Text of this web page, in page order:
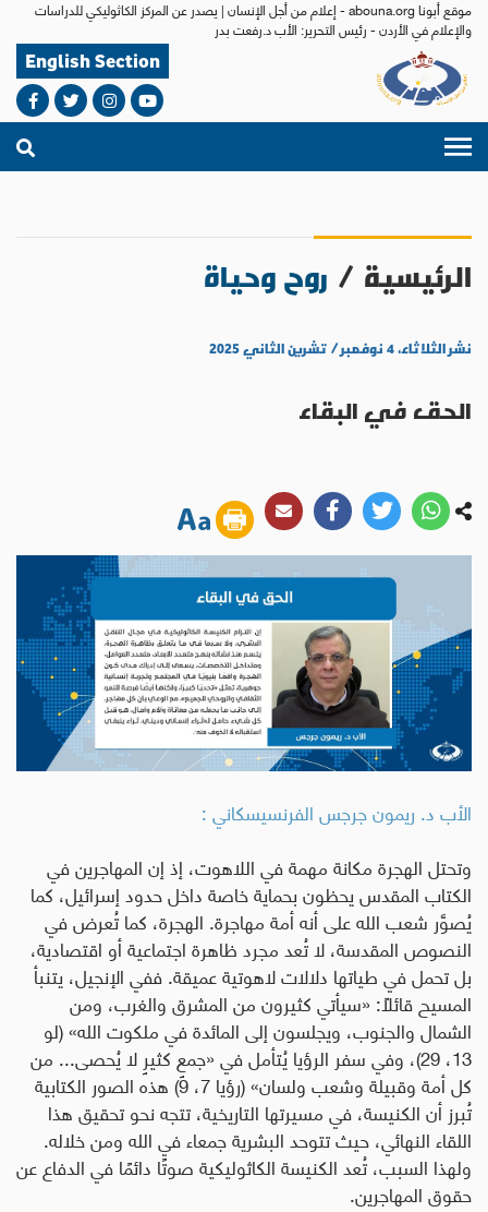
موقع أبونا abouna.org - إعلام من أجل الإنسان | يصدر عن المركز الكاثوليكي للدراسات
والإعلام في الأردن - رئيس التحرير: الأب د.رفعت بدر
English Section
الرئيسية / روح وحياة
نشر الثلاثاء، ٤ نوفمبر / تشرين الثاني ٢٠٢٥
الحق في البقاء
الأب د. ريمون جرجس الفرنسيسكاني :
وتحتل الهجرة مكانة مهمة في اللاهوت، إذ إن المهاجرين في
الكتاب المقدس يحظون بحماية خاصة داخل حدود إسرائيل، كما
يُصوَّر شعب الله على أنه أمة مهاجرة. الهجرة، كما تُعرض في
النصوص المقدسة، لا تُعد مجرد ظاهرة اجتماعية أو اقتصادية،
بل تحمل في طياتها دلالات لاهوتية عميقة. ففي الإنجيل، يتنبأ
المسيح قائلًا: «سيأتي كثيرون من المشرق والغرب، ومن
الشمال والجنوب، ويجلسون إلى المائدة في ملكوت الله» (لو
13، 29)، وفي سفر الرؤيا يُتأمل في «جمعٍ كثيرٍ لا يُحصى... من
كل أمة وقبيلة وشعب ولسان» (رؤيا 7، 9) هذه الصور الكتابية
تُبرز أن الكنيسة، في مسيرتها التاريخية، تتجه نحو تحقيق هذا
اللقاء النهائي، حيث تتوحد البشرية جمعاء في الله ومن خلاله.
ولهذا السبب، تُعد الكنيسة الكاثوليكية صوتًا دائمًا في الدفاع عن
حقوق المهاجرين.